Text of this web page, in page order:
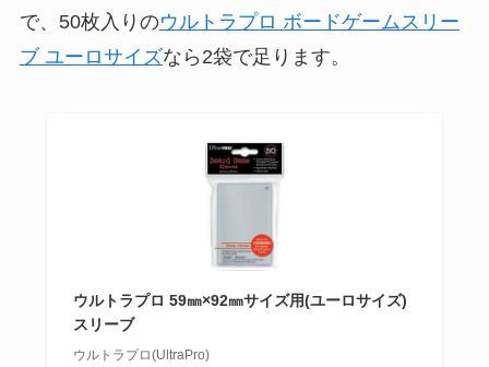
で、50枚入りのウルトラプロ ボードゲームスリー
ブ ユーロサイズなら2袋で足ります。
ウルトラプロ 59㎜×92㎜サイズ用(ユーロサイズ)
スリーブ
ウルトラプロ(UltraPro)